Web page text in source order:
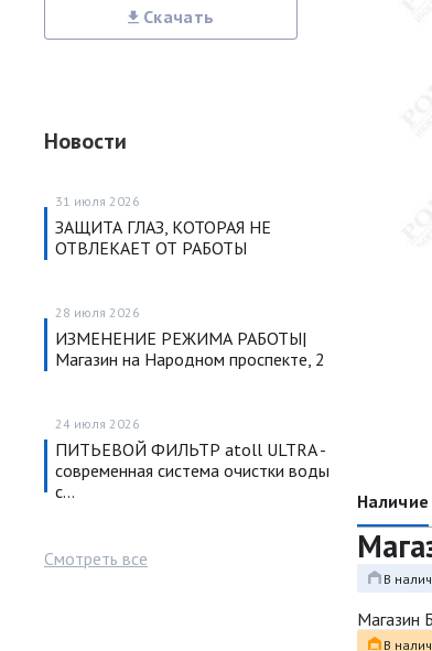
Скачать
Новости
31 июля 2026
ЗАЩИТА ГЛАЗ, КОТОРАЯ НЕ
ОТВЛЕКАЕТ ОТ РАБОТЫ
28 июля 2026
ИЗМЕНЕНИЕ РЕЖИМА РАБОТЫ|
Магазин на Народном проспекте, 2
24 июля 2026
ПИТЬЕВОЙ ФИЛЬТР atoll ULTRA -
современная система очистки воды
с…
Смотреть все
Наличие
В
Магазин
В